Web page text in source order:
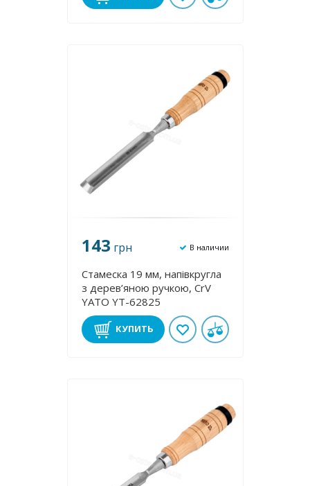
143 грн В наличии
Стамеска 19 мм, напівкругла
з дерев’яною ручкою, CrV
YATO YT-62825
КУПИТЬ